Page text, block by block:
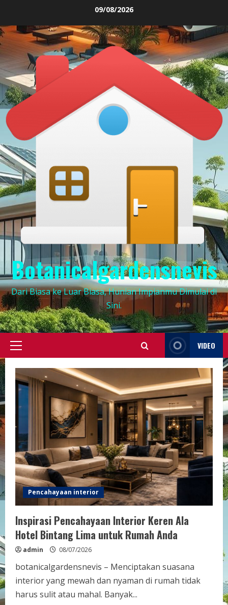
content
09/08/2026
Botanicalgardensnevis
Dari Biasa ke Luar Biasa, Hunian Impianmu Dimulai di
Sini.
Primary
VIDEO
Pencahayaan interior
Inspirasi Pencahayaan Interior Keren Ala
Hotel Bintang Lima untuk Rumah Anda
admin 08/07/2026
botanicalgardensnevis – Menciptakan suasana
interior yang mewah dan nyaman di rumah tidak
harus sulit atau mahal. Banyak...